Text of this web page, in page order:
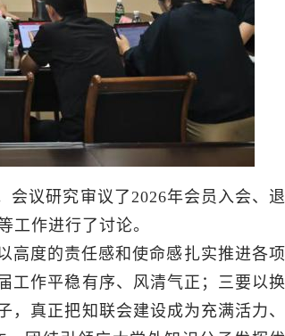
会议研究审议了2026年会员入会、退
工作进行了讨论。
高度的责任感和使命感扎实推进各项
工作平稳有序、风清气正；三要以换
真正把知联会建设成为充满活力、